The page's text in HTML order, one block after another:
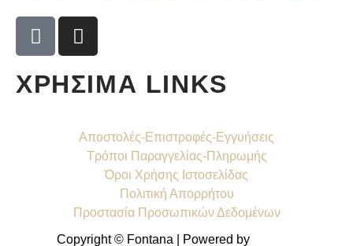
ΧΡΗΣΙΜΑ LINKS
Αποστολές-Επιστροφές-Εγγυήσεις
Τρόποι Παραγγελίας-Πληρωμής
Όροι Χρήσης Ιστοσελίδας
Πολιτική Απορρήτου
Προστασία Προσωπικών Δεδομένων
Copyright © Fontana | Powered by